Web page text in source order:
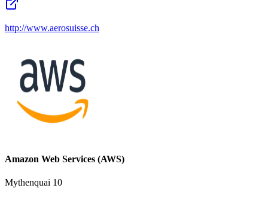
http://www.aerosuisse.ch
Amazon Web Services (AWS)
Mythenquai 10